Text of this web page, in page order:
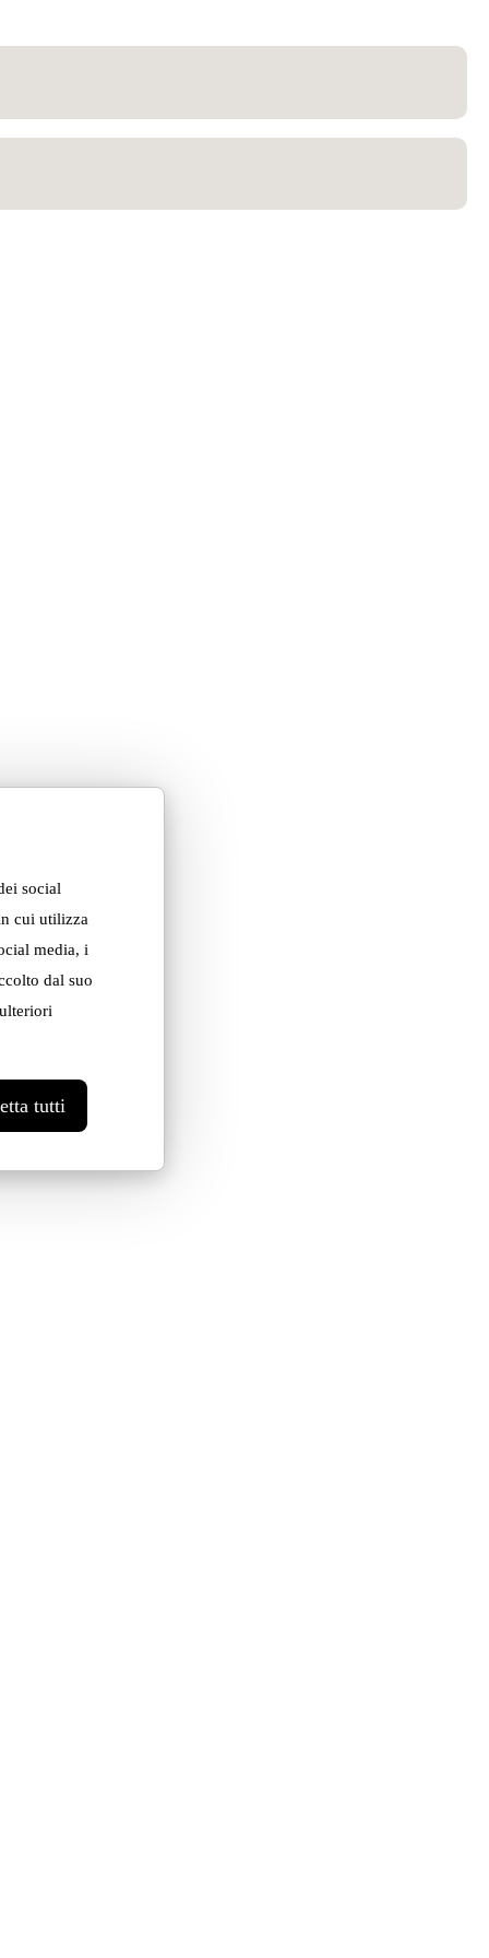
social
cui utilizza
media, i
dal suo
tutti